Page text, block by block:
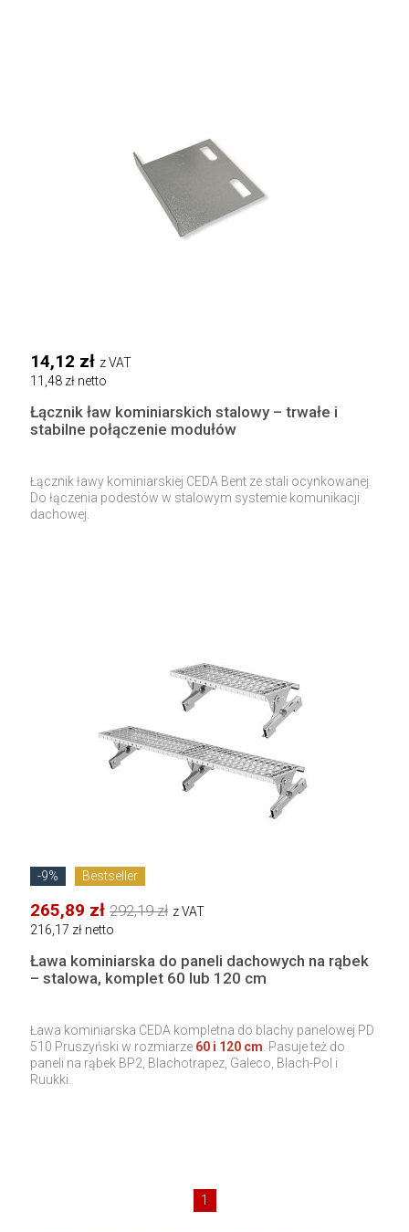
14,12 zł z VAT
11,48 zł netto
Łącznik ław kominiarskich stalowy – trwałe i
stabilne połączenie modułów
Łącznik ławy kominiarskiej CEDA Bent ze stali ocynkowanej.
Do łączenia podestów w stalowym systemie komunikacji
dachowej.
-9% Bestseller
265,89 zł 292,19 zł z VAT
216,17 zł netto
Ława kominiarska do paneli dachowych na rąbek
– stalowa, komplet 60 lub 120 cm
Ława kominiarska CEDA kompletna do blachy panelowej PD
510 Pruszyński w rozmiarze 60 i 120 cm . Pasuje też do
paneli na rąbek BP2, Blachotrapez, Galeco, Blach-Pol i
Ruukki.
1